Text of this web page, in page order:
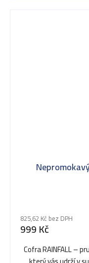
825,62 Kč bez DPH
999 Kč
Cofra RAINFALL –